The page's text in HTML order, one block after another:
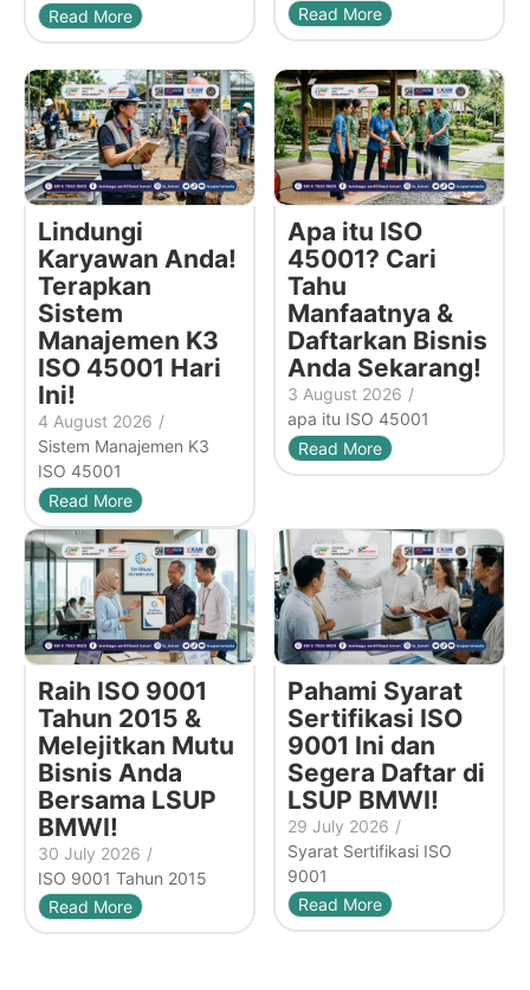
Read More
Read More
Lindungi
Karyawan Anda!
Terapkan
Sistem
Manajemen K3
ISO 45001 Hari
Ini!
4 August 2026 /
Sistem Manajemen K3
ISO 45001
Read More
Apa itu ISO
45001? Cari
Tahu
Manfaatnya &
Daftarkan Bisnis
Anda Sekarang!
3 August 2026 /
apa itu ISO 45001
Read More
Raih ISO 9001
Tahun 2015 &
Melejitkan Mutu
Bisnis Anda
Bersama LSUP
BMWI!
30 July 2026 /
ISO 9001 Tahun 2015
Read More
Pahami Syarat
Sertifikasi ISO
9001 Ini dan
Segera Daftar di
LSUP BMWI!
29 July 2026 /
Syarat Sertifikasi ISO
9001
Read More